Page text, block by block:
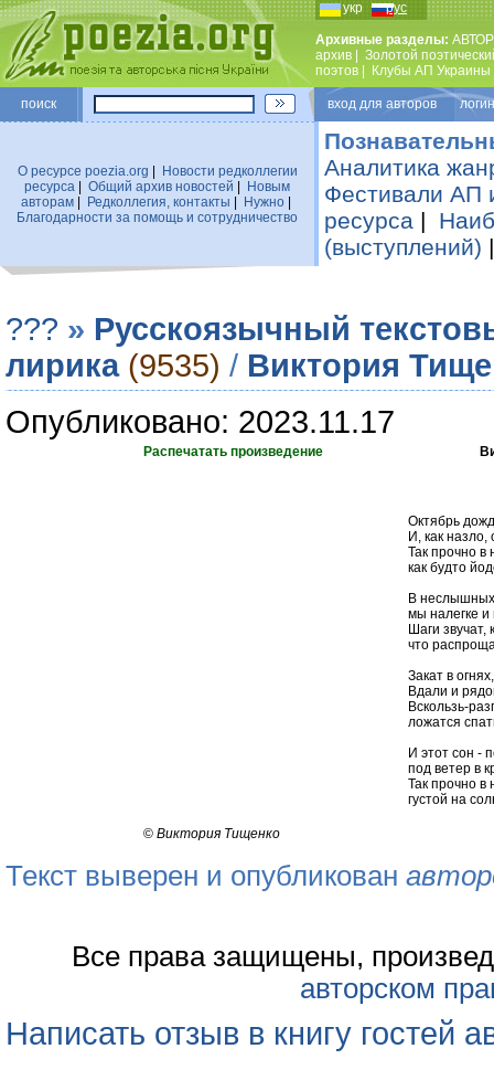
укр рус
Архивные разделы:
архив
Золотой
поэтов
Клубы АП Украины
поиск вход для авторов
О ресурсе poezia.org
Новости редколлегии
ресурса
Общий архив новостей
Новым
авторам| Редколлегия, контакты Нужно|
Благодарности за помощь и сотрудничество
Аналитика
Фестивали АП
ресурса |
(выступлений)
??? » Русскоязычный
лирика (9535) / Виктория
Опубликовано: 2023.11.17
Распечатать произведение
Октябрь
И, как
Так прочно в
как будто
В
мы налегке и
Шаги
что
Закат в
Вдали и
Вскользь-
ложатся
И этот сон -
под ветер в
Так прочно в
густой на
© Виктория Тищенко
Текст выверен и опубликован
Все права защищены,
авторском
Написать отзыв в книгу гостей